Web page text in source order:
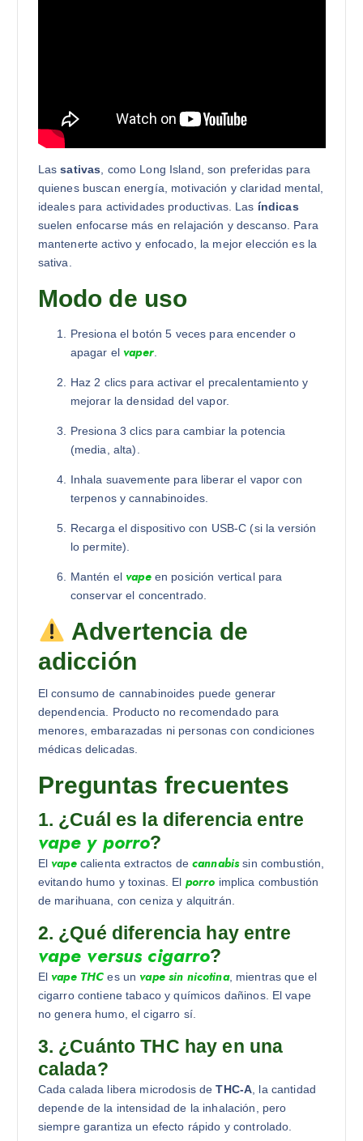
Lassativas , como Long Island, son preferidas para
quienes buscan energía, motivación y claridad mental,
ideales para actividades productivas. Las índicas
suelen enfocarse más en relajación y descanso. Para
mantenerte activo y enfocado, la mejor elección es la
sativa.
Modo de uso
Presiona el botón 5 veces para encender o
apagar elvaper.
Haz 2 clics para activar el precalentamiento y
mejorar la densidad del vapor.
Presiona 3 clics para cambiar la potencia
(media, alta).
Inhala suavemente para liberar el vapor con
terpenos y cannabinoides.
Recarga el dispositivo con USB-C (si la versión
lo permite).
Mantén elvapeen posición vertical para
conservar el concentrado.
Advertencia de
adicción
El consumo de cannabinoides puede generar
dependencia. Producto no recomendado para
menores, embarazadas ni personas con condiciones
médicas delicadas.
Preguntas frecuentes
1. ¿Cuál es la diferencia entre
vape y porro?
Elvapecalienta extractos de cannabissin combustión,
evitando humo y toxinas. El porro implica combustión
de marihuana, con ceniza y alquitrán.
2. ¿Qué diferencia hay entre
vape versus cigarro?
Elvape THC es unvape sin nicotina, mientras que el
cigarro contiene tabaco y químicos dañinos. El vape
no genera humo, el cigarro sí.
3. ¿Cuánto THC hay en una
calada?
Cada calada libera microdosis deTHC-A, la cantidad
depende de la intensidad de la inhalación, pero
siempre garantiza un efecto rápido y controlado.